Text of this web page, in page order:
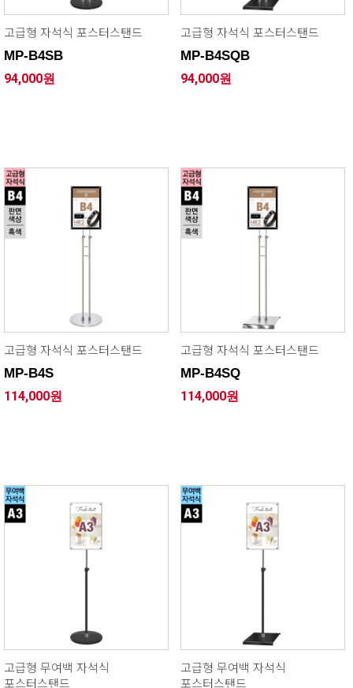
고급형 자석식 포스터스탠드
MP-B4SB
94,000원
고급형 자석식 포스터스탠드
MP-B4SQB
94,000원
고급형 자석식 포스터스탠드
MP-B4S
114,000원
고급형 자석식 포스터스탠드
MP-B4SQ
114,000원
고급형 무여백 자석식
포스터스탠드
고급형 무여백 자석식
포스터스탠드